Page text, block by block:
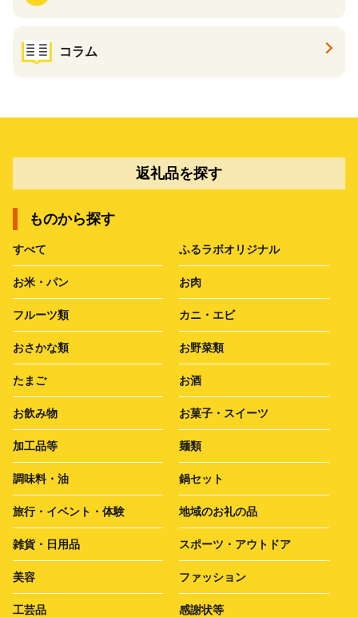
コラム
返礼品を探す
ものから探す
すべて ふるラボオリジナル
お米・パン お肉
フルーツ類 カニ・エビ
おさかな類 お野菜類
たまご お酒
お飲み物 お菓子・スイーツ
加工品等 麺類
調味料・油 鍋セット
旅行・イベント・体験 地域のお礼の品
雑貨・日用品 スポーツ・アウトドア
美容 ファッション
工芸品 感謝状等